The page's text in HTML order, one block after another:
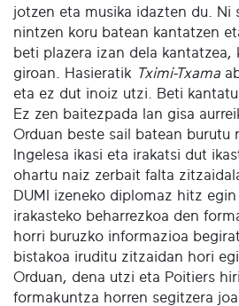
jotzen eta musika idazten du. Ni
nintzen koru batean kantatzen
beti plazera izan dela kantatzea,
giroan. Hasieratik Tximi-Txama
eta ez dut inoiz utzi. Beti kantatu
Ez zen baitezpada lan gisa
Orduan beste sail batean burutu
Ingelesa ikasi eta irakatsi dut
ohartu naiz zerbait falta
DUMI izeneko diplomaz hitz
irakasteko beharrezkoa den
horri buruzko informazioa
bistakoa iruditu zitzaidan hori
Orduan, dena utzi eta Poitiers
formakuntza horren segitzera